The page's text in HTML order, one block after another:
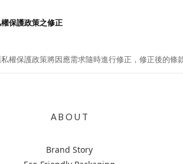
保護政策之修正
權保護政策將因應需求隨時進行修正，修正後的條
A B O U T
Brand Story